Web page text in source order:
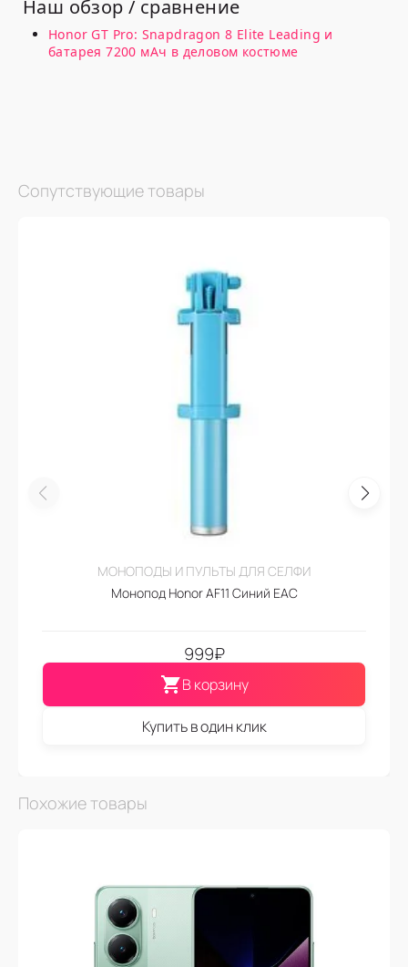
Наш обзор / сравнение
Honor GT Pro: Snapdragon 8 Elite Leading и
батарея 7200 мАч в деловом костюме
Сопутствующие товары
МОНОПОДЫ И ПУЛЬТЫ ДЛЯ СЕЛФИ
Монопод Honor AF11 Синий EAC
999₽
В корзину
Купить в один клик
Похожие товары